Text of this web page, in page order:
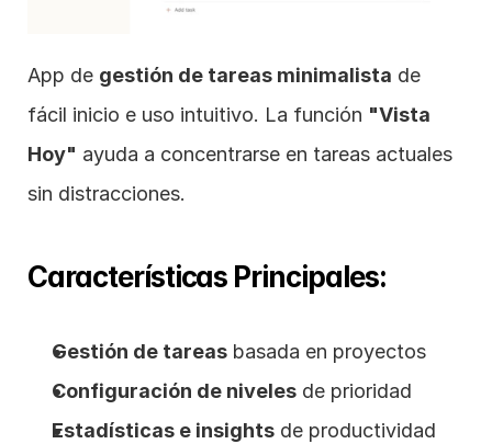
App de gestión de tareas minimalista de
fácil inicio e uso intuitivo. La función "Vista
Hoy" ayuda a concentrarse en tareas actuales
sin distracciones.
Características Principales:
Gestión de tareas basada en proyectos
Configuración de niveles de prioridad
Estadísticas e insights de productividad